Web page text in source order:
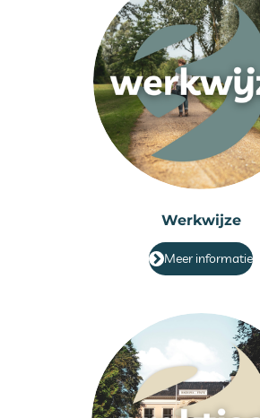
Werkwijze
Meer informatie